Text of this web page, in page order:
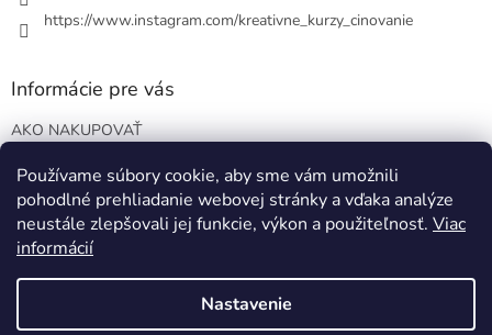
Používame súbory cookie, aby sme vám umožnili
pohodlné prehliadanie webovej stránky a vďaka analýze
neustále zlepšovali jej funkcie, výkon a použiteľnosť. Viac
informácií
Nastavenie
https://www.instagram.com/kreativne_kurzy_cinovanie
Informácie pre vás
AKO NAKUPOVAŤ
Podmienky ochrany osobných údajov
Blog o EO
Vytvoril Shoptet